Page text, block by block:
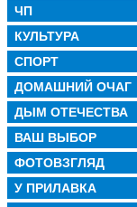
ЧП
КУЛЬТУРА
СПОРТ
ДОМАШНИЙ ОЧАГ
ДЫМ ОТЕЧЕСТВА
ВАШ ВЫБОР
ФОТОВЗГЛЯД
У ПРИЛАВКА